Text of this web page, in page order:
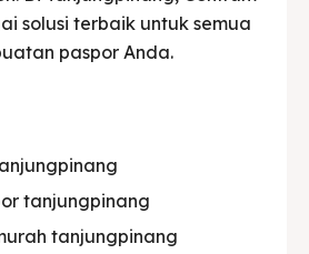
solusi terbaik untuk semua
paspor Anda.
tanjungpinang
tanjungpinang